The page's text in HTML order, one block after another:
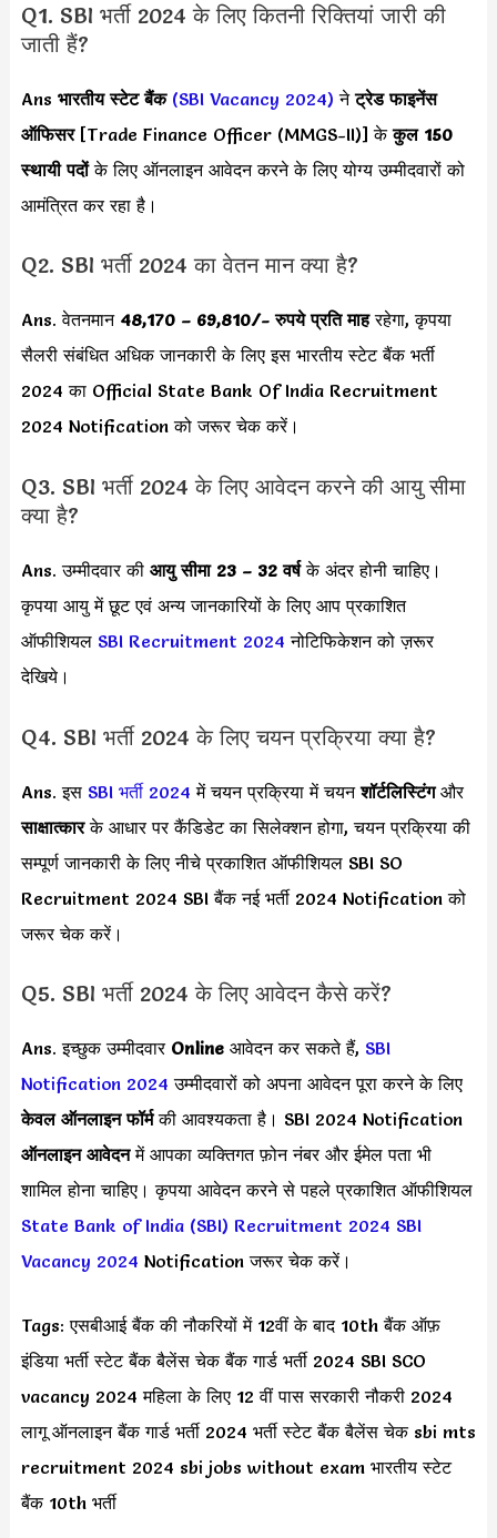
Q1. SBI भर्ती 2024 के लिए कितनी रिक्तियां जारी की
जाती हैं?
Ans भारतीय स्टेट बैंक(SBI Vacancy 2024) नेट्रेड फाइनेंस
ऑफिसर[Trade Finance Officer (MMGS-II)] केकुल 150
स्थायी पदोंके लिए ऑनलाइन आवेदन करने के लिए योग्य उम्मीदवारों को
आमंत्रित कर रहा है।
Q2. SBI भर्ती 2024 का वेतन मान क्या है?
Ans. वेतनमान48,170 – 69,810/- रुपये प्रति माहरहेगा, कृपया
सैलरी संबंधित अधिक जानकारी के लिए इस भारतीय स्टेट बैंक भर्ती
2024 का Official State Bank Of India Recruitment
2024 Notification को जरूर चेक करें।
Q3. SBI भर्ती 2024 के लिए आवेदन करने की आयु सीमा
क्या है?
Ans. उम्मीदवार की आयु सीमा 23 – 32 वर्षके अंदर होनी चाहिए।
कृपया आयु में छूट एवं अन्य जानकारियों के लिए आप प्रकाशित
ऑफीशियल SBI Recruitment 2024 नोटिफिकेशन को ज़रूर
देखिये।
Q4. SBI भर्ती 2024 के लिए चयन प्रक्रिया क्या है?
Ans. इस SBI भर्ती 2024 में चयन प्रक्रिया में चयनशॉर्टलिस्टिंगऔर
साक्षात्कारके आधार पर कैंडिडेट का सिलेक्शन होगा, चयन प्रक्रिया की
सम्पूर्ण जानकारी के लिए नीचे प्रकाशित ऑफीशियल SBI SO
Recruitment 2024 SBI बैंक नई भर्ती 2024 Notification को
जरूर चेक करें।
Q5. SBI भर्ती 2024 के लिए आवेदन कैसे करें?
Ans. इच्छुक उम्मीदवार Online आवेदन कर सकते हैं, SBI
Notification 2024 उम्मीदवारों को अपना आवेदन पूरा करने के लिए
केवल ऑनलाइन फॉर्मकी आवश्यकता है। SBI 2024 Notification
ऑनलाइन आवेदनमें आपका व्यक्तिगत फ़ोन नंबर और ईमेल पता भी
शामिल होना चाहिए। कृपया आवेदन करने से पहले प्रकाशित ऑफीशियल
State Bank of India (SBI) Recruitment 2024 SBI
Vacancy 2024 Notification जरूर चेक करें।
Tags: एसबीआई बैंक की नौकरियों में 12वीं के बाद 10th बैंक ऑफ़
इंडिया भर्ती स्टेट बैंक बैलेंस चेक बैंक गार्ड भर्ती 2024 SBI SCO
vacancy 2024 महिला के लिए 12 वीं पास सरकारी नौकरी 2024
लागू ऑनलाइन बैंक गार्ड भर्ती 2024 भर्ती स्टेट बैंक बैलेंस चेक sbi mts
recruitment 2024 sbi jobs without exam भारतीय स्टेट
बैंक 10th भर्ती